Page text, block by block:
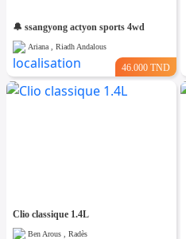
🔔 ssangyong actyon sports 4wd
Ariana , Riadh Andalous
46.000 TND
Clio classique 1.4L
Ben Arous , Radès